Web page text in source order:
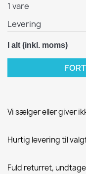
1 vare
Levering
I alt (inkl. moms)
Vi sælger eller giver
Hurtig levering til
Fuld returret,